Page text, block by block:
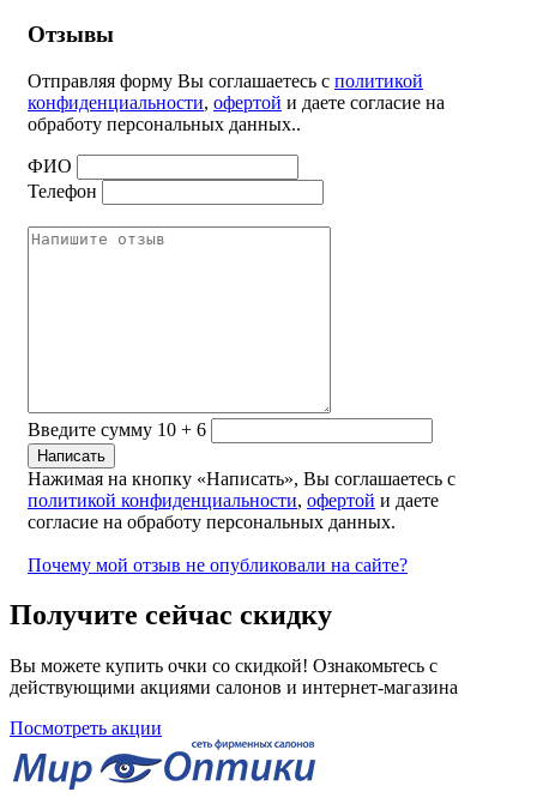
Отзывы
Отправляя форму Вы соглашаетесь с политикой
конфиденциальности, офертой и даете согласие на
обработу персональных данных..
ФИО
Телефон
Введите сумму 10 + 6
Нажимая на кнопку «Написать», Вы соглашаетесь с
политикой конфиденциальности, офертой и даете
согласие на обработу персональных данных.
Почему мой отзыв не опубликовали на сайте?
Получите сейчас скидку
Вы можете купить очки со скидкой! Ознакомьтесь с
действующими акциями салонов и интернет-магазина
Посмотреть акции